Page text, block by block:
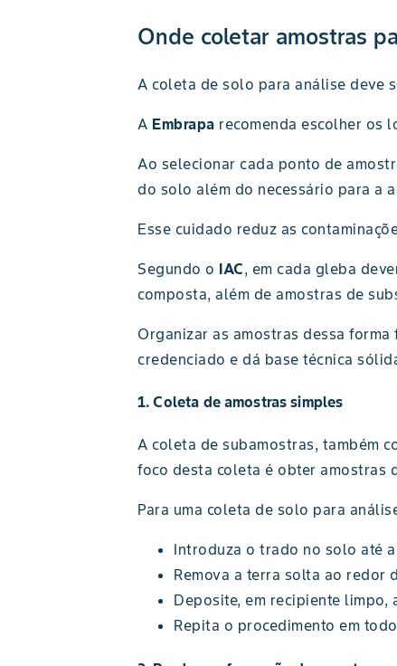
Onde coletar amostras
A coleta de solo para análise deve
A Embrapa recomenda escolher os
Ao selecionar cada ponto de
do solo além do necessário para a
Esse cuidado reduz as
Segundo o IAC, em cada gleba
composta, além de amostras de
Organizar as amostras dessa
credenciado e dá base técnica
1. Coleta de amostras simples
A coleta de subamostras, também
foco desta coleta é obter amostras
Para uma coleta de solo para
Introduza o trado no solo até
Remova a terra solta ao redor
Deposite, em recipiente
Repita o procedimento em